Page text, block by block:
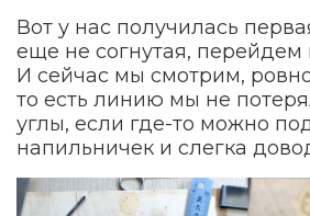
Вот у нас получилась
еще не согнутая, перейдем
И сейчас мы смотрим,
то есть линию мы не
углы, если где-то можно
напильничек и слегка